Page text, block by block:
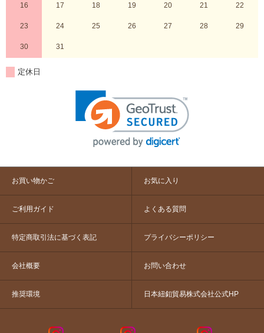
16 17 18 19 20 21 22
23 24 25 26 27 28 29
30 31
定休日
お買い物かご お気に入り
ご利用ガイド よくある質問
特定商取引法に基づく表記 プライバシーポリシー
会社概要 お問い合わせ
推奨環境 日本紐釦貿易株式会社公式HP